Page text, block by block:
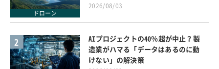
ドローン
2026/08/03
2
AIプロジェクトの40％超が中止？製
造業がハマる「データはあるのに動
けない」の解決策